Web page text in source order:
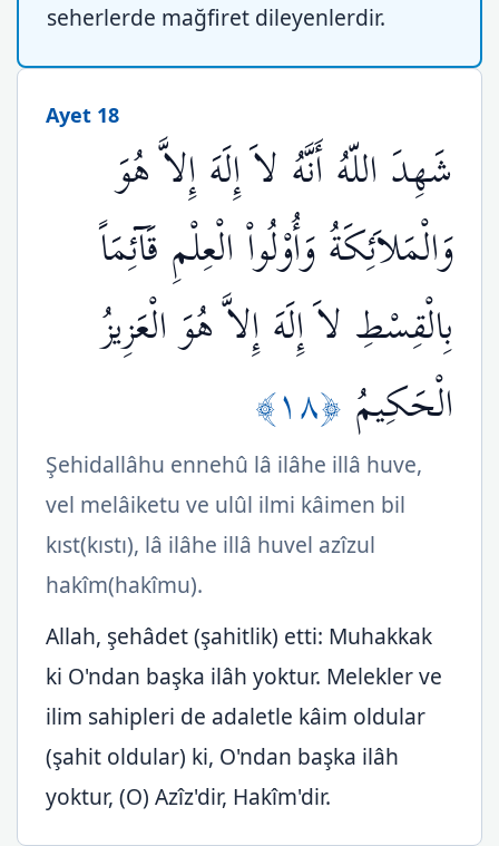
seherlerde mağfiret dileyenlerdir.
Ayet 18
شَهِدَ اللّهُ أَنَّهُ لاَ إِلَهَ إِلاَّ هُوَ
وَالْمَلاَئِكَةُ وَأُوْلُواْ الْعِلْمِ قَآئِمَاً
بِالْقِسْطِ لاَ إِلَهَ إِلاَّ هُوَ الْعَزِيزُ
الْحَكِيمُ ﴿١٨﴾
Şehidallâhu ennehû lâ ilâhe illâ huve,
vel melâiketu ve ulûl ilmi kâimen bil
kıst(kıstı), lâ ilâhe illâ huvel azîzul
hakîm(hakîmu).
Allah, şehâdet (şahitlik) etti: Muhakkak
ki O'ndan başka ilâh yoktur. Melekler ve
ilim sahipleri de adaletle kâim oldular
(şahit oldular) ki, O'ndan başka ilâh
yoktur, (O) Azîz'dir, Hakîm'dir.